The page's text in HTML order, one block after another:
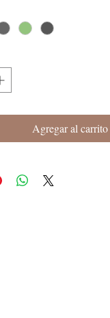
Agregar al carrito